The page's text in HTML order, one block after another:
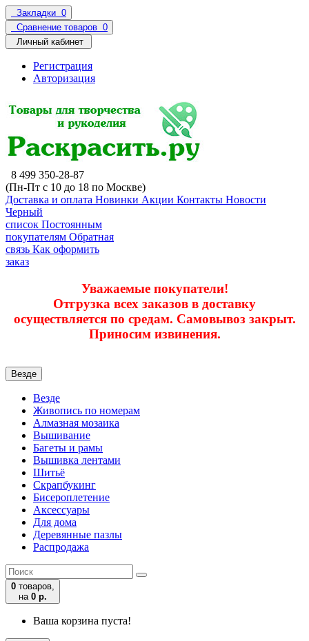
Закладки 0
Сравнение товаров 0
Личный кабинет
Регистрация
Авторизация
8 499 350-28-87
(Пн-Пт с 10 до 18 по Москве)
Доставка и оплата Новинки Акции Контакты Новости
Черный
список Постоянным
покупателям Обратная
связь Как оформить
заказ
Уважаемые покупатели!
Отгрузка всех заказов в доставку
осуществляется по средам. Самовывоз закрыт.
Приносим извинения.
Везде
Везде
Живопись по номерам
Алмазная мозаика
Вышивание
Багеты и рамы
Вышивка лентами
Шитьё
Скрапбукинг
Бисероплетение
Аксессуары
Для дома
Деревянные пазлы
Распродажа
0 товаров,
на 0 р.
Ваша корзина пуста!